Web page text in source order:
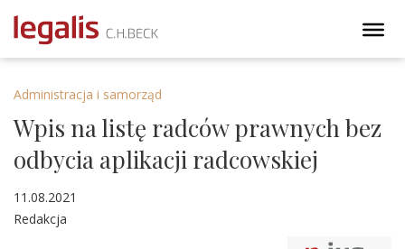
Administracja i samorząd
Wpis na listę radców prawnych bez
odbycia aplikacji radcowskiej
11.08.2021
Redakcja